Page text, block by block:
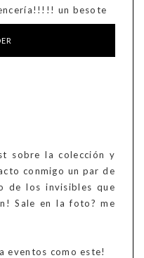
un besote
sobre la colección y
conmigo un par de
de los invisibles que
Sale en la foto? me
eventos como este!